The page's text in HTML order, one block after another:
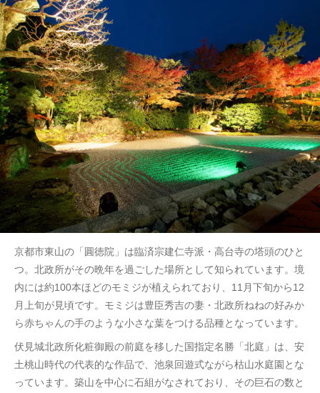
京都市東山の「圓徳院」は臨済宗建仁寺派・高台寺の塔頭のひと
つ。北政所がその晩年を過ごした場所として知られています。境
内には約100本ほどのモミジが植えられており、11月下旬から12
月上旬が見頃です。モミジは豊臣秀吉の妻・北政所ねねの好みか
ら赤ちゃんの手のような小さな葉をつける品種となっています。
伏見城北政所化粧御殿の前庭を移した国指定名勝「北庭」は、安
土桃山時代の代表的な作品で、池泉回遊式ながら枯山水庭園とな
っています。築山を中心に石組がなされており、その巨石の数と